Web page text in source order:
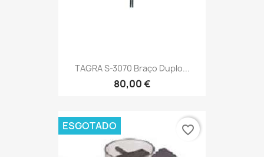
TAGRA S-3070 Braço Duplo...
80,00 €
ESGOTADO favorite_border